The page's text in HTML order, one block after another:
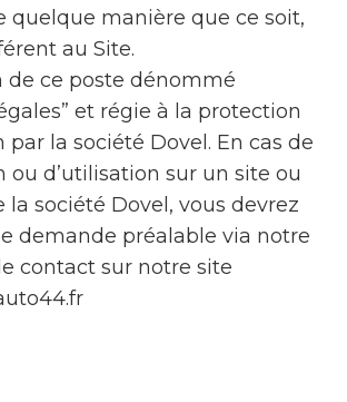
quelque manière que ce soit,
au Site.
de ce poste dénommé
et régie à la protection
la société Dovel. En cas de
ou d’utilisation sur un site ou
société Dovel, vous devrez
demande préalable via notre
contact sur notre site